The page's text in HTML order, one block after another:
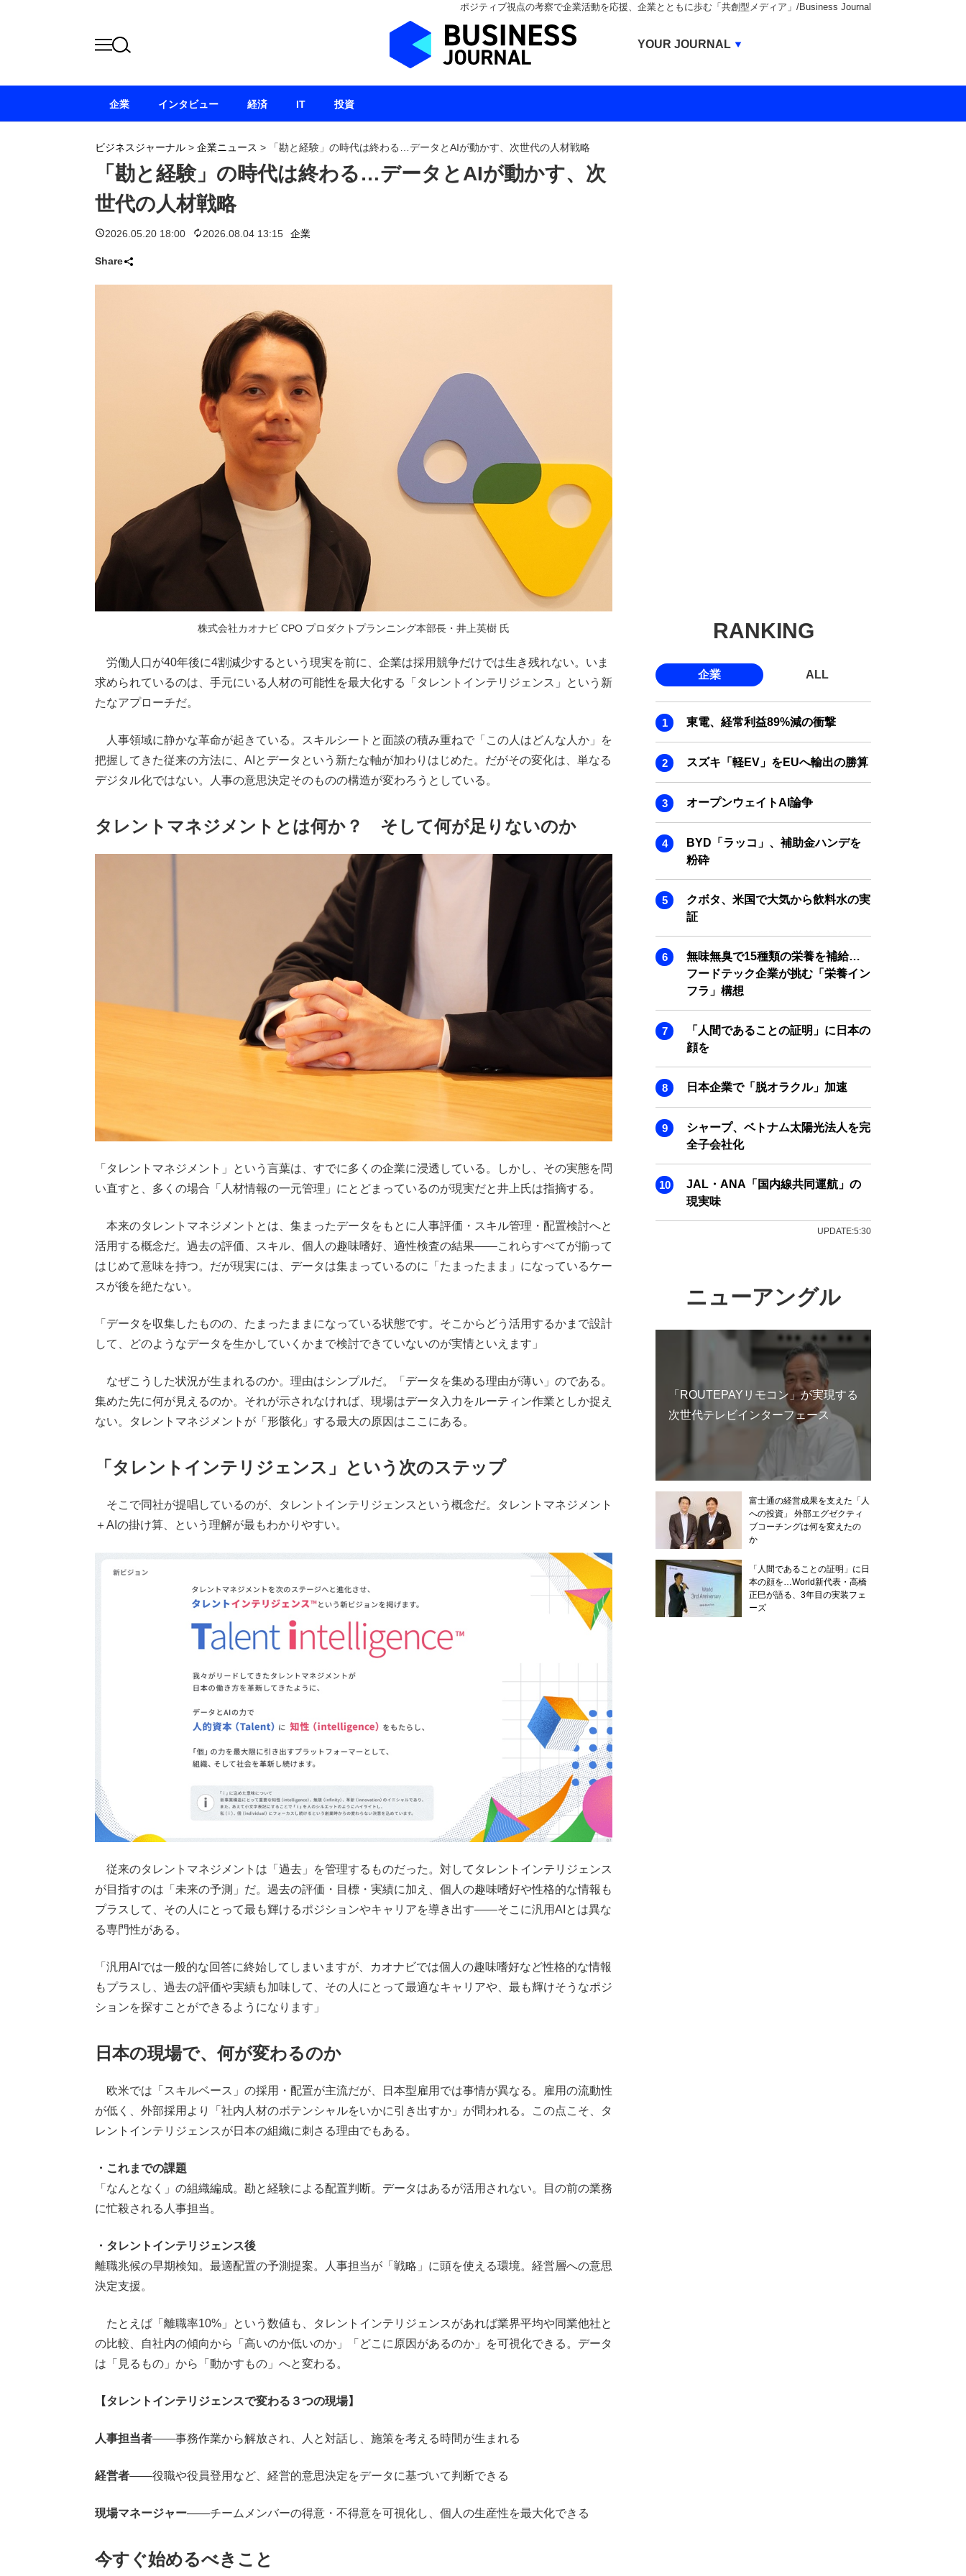
ポジティブ視点の考察で企業活動を応援、企業とともに歩む「共創型メディア」/Business Journal
ビジネスジャーナル > 企業ニュース > 「勘と経験」の時代は終わる…データとAIが動かす、次世代の人材戦略
「勘と経験」の時代は終わる…データとAIが動かす、次
世代の人材戦略
2026.05.20 18:00 2026.08.04 13:15 企業
Share
株式会社カオナビ CPO プロダクトプランニング本部長・井上英樹 氏
労働人口が40年後に4割減少するという現実を前に、企業は採用競争だけでは生き残れない。いま
求められているのは、手元にいる人材の可能性を最大化する「タレントインテリジェンス」という新
たなアプローチだ。
人事領域に静かな革命が起きている。スキルシートと面談の積み重ねで「この人はどんな人か」を
把握してきた従来の方法に、AIとデータという新たな軸が加わりはじめた。だがその変化は、単なる
デジタル化ではない。人事の意思決定そのものの構造が変わろうとしている。
タレントマネジメントとは何か？ そして何が足りないのか
「タレントマネジメント」という言葉は、すでに多くの企業に浸透している。しかし、その実態を問
い直すと、多くの場合「人材情報の一元管理」にとどまっているのが現実だと井上氏は指摘する。
本来のタレントマネジメントとは、集まったデータをもとに人事評価・スキル管理・配置検討へと
活用する概念だ。過去の評価、スキル、個人の趣味嗜好、適性検査の結果——これらすべてが揃って
はじめて意味を持つ。だが現実には、データは集まっているのに「たまったまま」になっているケー
スが後を絶たない。
「データを収集したものの、たまったままになっている状態です。そこからどう活用するかまで設計
して、どのようなデータを生かしていくかまで検討できていないのが実情といえます」
なぜこうした状況が生まれるのか。理由はシンプルだ。「データを集める理由が薄い」のである。
集めた先に何が見えるのか。それが示されなければ、現場はデータ入力をルーティン作業としか捉え
ない。タレントマネジメントが「形骸化」する最大の原因はここにある。
「タレントインテリジェンス」という次のステップ
そこで同社が提唱しているのが、タレントインテリジェンスという概念だ。タレントマネジメント
＋AIの掛け算、という理解が最もわかりやすい。
従来のタレントマネジメントは「過去」を管理するものだった。対してタレントインテリジェンス
が目指すのは「未来の予測」だ。過去の評価・目標・実績に加え、個人の趣味嗜好や性格的な情報も
プラスして、その人にとって最も輝けるポジションやキャリアを導き出す——そこに汎用AIとは異な
る専門性がある。
「汎用AIでは一般的な回答に終始してしまいますが、カオナビでは個人の趣味嗜好など性格的な情報
もプラスし、過去の評価や実績も加味して、その人にとって最適なキャリアや、最も輝けそうなポジ
ションを探すことができるようになります」
日本の現場で、何が変わるのか
欧米では「スキルベース」の採用・配置が主流だが、日本型雇用では事情が異なる。雇用の流動性
が低く、外部採用より「社内人材のポテンシャルをいかに引き出すか」が問われる。この点こそ、タ
レントインテリジェンスが日本の組織に刺さる理由でもある。
・これまでの課題
「なんとなく」の組織編成。勘と経験による配置判断。データはあるが活用されない。目の前の業務
に忙殺される人事担当。
・タレントインテリジェンス後
離職兆候の早期検知。最適配置の予測提案。人事担当が「戦略」に頭を使える環境。経営層への意思
決定支援。
たとえば「離職率10%」という数値も、タレントインテリジェンスがあれば業界平均や同業他社と
の比較、自社内の傾向から「高いのか低いのか」「どこに原因があるのか」を可視化できる。データ
は「見るもの」から「動かすもの」へと変わる。
【タレントインテリジェンスで変わる３つの現場】
人事担当者——事務作業から解放され、人と対話し、施策を考える時間が生まれる
経営者——役職や役員登用など、経営的意思決定をデータに基づいて判断できる
現場マネージャー——チームメンバーの得意・不得意を可視化し、個人の生産性を最大化できる
今すぐ始めるべきこと
RANKING
企業 ALL
東電、経常利益89%減の衝撃
スズキ「軽EV」をEUへ輸出の勝算
オープンウェイトAI論争
BYD「ラッコ」、補助金ハンデを
粉砕
クボタ、米国で大気から飲料水の実
証
無味無臭で15種類の栄養を補給…
フードテック企業が挑む「栄養イン
フラ」構想
「人間であることの証明」に日本の
顔を
日本企業で「脱オラクル」加速
シャープ、ベトナム太陽光法人を完
全子会社化
JAL・ANA「国内線共同運航」の
現実味
UPDATE:5:30
ニューアングル
「ROUTEPAYリモコン」が実現する
次世代テレビインターフェース
富士通の経営成果を支えた「人
への投資」 外部エグゼクティ
ブコーチングは何を変えたの
か
「人間であることの証明」に日
本の顔を…World新代表・高橋
正巳が語る、3年目の実装フェ
ーズ
企業 インタビュー 経済 IT 投資
YOUR JOURNAL
BUSINESS JOURNAL